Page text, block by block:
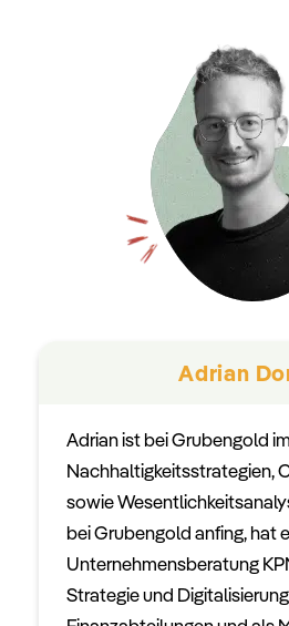
Adrian
Adrian ist bei Grubengold
Nachhaltigkeitsstrategien,
sowie
bei Grubengold anfing, hat
Unternehmensberatung
Strategie und